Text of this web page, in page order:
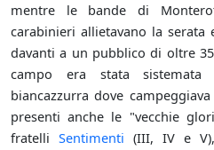
mentre le bande di
carabinieri allietavano la
davanti a un pubblico di oltre
campo era stata sistemata
biancazzurra dove
presenti anche le "vecchie
fratelli Sentimenti (III, IV e V),